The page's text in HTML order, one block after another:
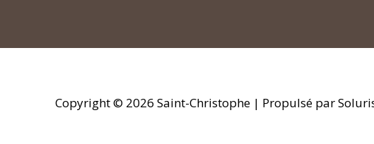
Copyright © 2026 Saint-Christophe| Propulsé par